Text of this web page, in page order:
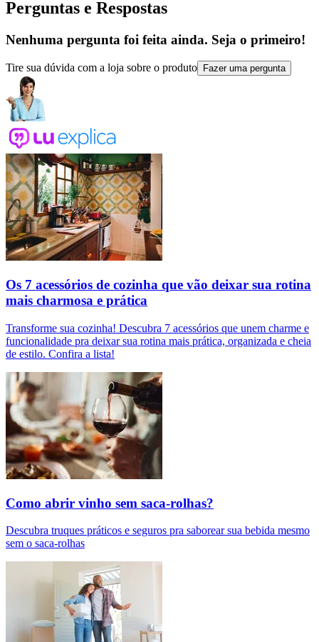
Perguntas e Respostas
Nenhuma pergunta foi feita ainda. Seja o primeiro!
Tire sua dúvida com a loja sobre o produto Fazer uma pergunta
Os 7 acessórios de cozinha que vão deixar sua rotina
mais charmosa e prática
Transforme sua cozinha! Descubra 7 acessórios que unem charme e
funcionalidade pra deixar sua rotina mais prática, organizada e cheia
de estilo. Confira a lista!
Como abrir vinho sem saca-rolhas?
Descubra truques práticos e seguros pra saborear sua bebida mesmo
sem o saca-rolhas